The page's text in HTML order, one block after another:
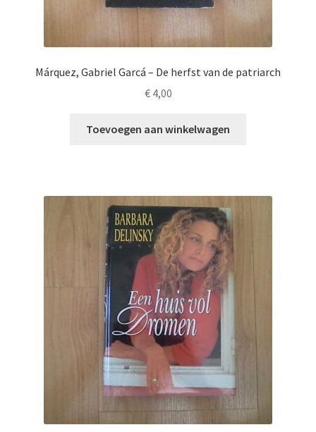
Márquez, Gabriel Garcá – De herfst van de patriarch
€4,00
Toevoegen aan winkelwagen